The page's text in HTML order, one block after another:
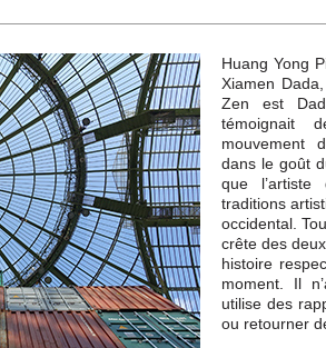
Huang Yong
Xiamen
Zen est
témoignait
mouvement
dans le goût
que
traditions
occidental.
crête des
histoire
moment. Il
utilise des
ou retourner